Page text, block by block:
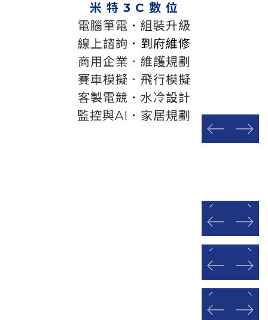
米 特 3 C 數 位
電腦筆電 ． 組裝升級
線上諮詢 ．到府維修
商用企業．維護規劃
賽車模擬．飛行模擬
客製電競 ． 水冷設計
監控與AI ． 家居規劃
prev next
prev next
prev next
prev
next
prev
next
prev next
prev
next
prev
next
prev next
prev next